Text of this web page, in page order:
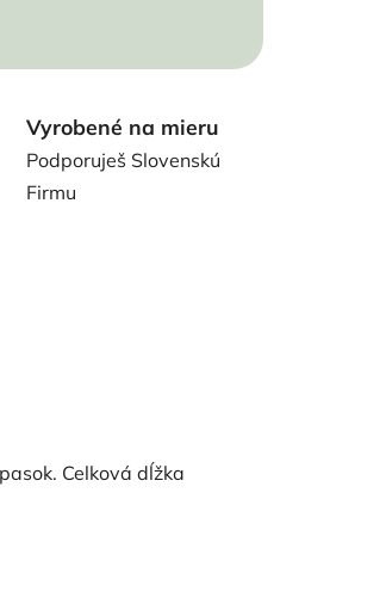
Vyrobené na mieru
Podporuješ Slovenskú
Firmu
Celková dĺžka